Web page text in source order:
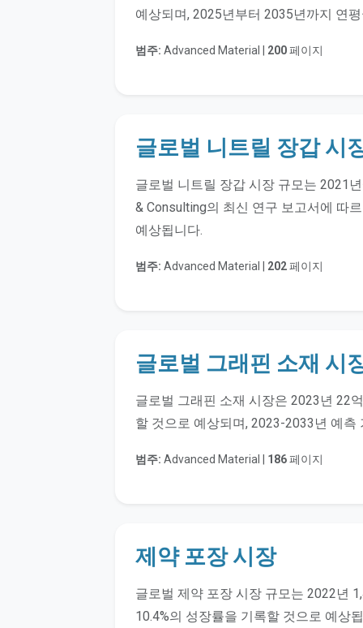
예상되며, 2025년부터 2035년까지 연
범주: Advanced Material | 200페이지
글로벌 니트릴 장갑 시
글로벌 니트릴 장갑 시장 규모는 2021
& Consulting의 최신 연구 보고서에 따
예상됩니다.
범주: Advanced Material | 202페이지
글로벌 그래핀 소재 시
글로벌 그래핀 소재 시장은 2023년 22
할 것으로 예상되며, 2023-2033년 예측
범주: Advanced Material | 186페이지
제약 포장 시장
글로벌 제약 포장 시장 규모는 2022년
10.4%의 성장률을 기록할 것으로 예상